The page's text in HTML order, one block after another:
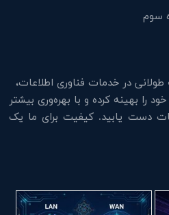
در خدمات فناوری اطلاعات،
را بهینه کرده و با بهره‌وری بیشتر
دست یابید. کیفیت برای ما یک